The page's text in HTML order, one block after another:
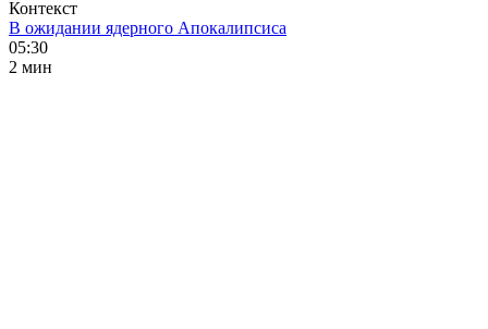
Контекст
В ожидании ядерного Апокалипсиса
05:30
2 мин